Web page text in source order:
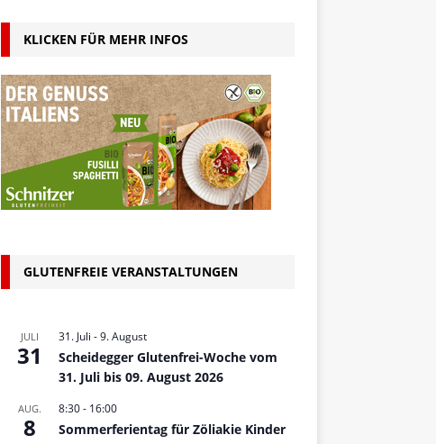
KLICKEN FÜR MEHR INFOS
GLUTENFREIE VERANSTALTUNGEN
JULI
31
31. Juli -9. August
Scheidegger Glutenfrei-Woche vom
31. Juli bis 09. August 2026
AUG.
8
8:30- 16:00
Sommerferientag für Zöliakie Kinder